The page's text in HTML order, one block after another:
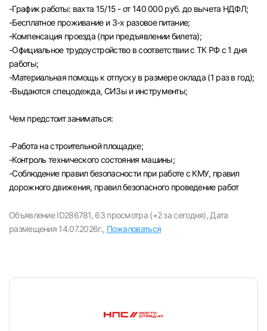
Курган
Уфа
-График работы: вахта 15/15 - от 140 000 руб. до вычета НДФЛ;
-Бесплатное проживание и 3-х разовое питание;
-Компенсация проезда (при предъявлении билета);
-Официальное трудоустройство в соответствии с ТК РФ с 1 дня
работы;
-Материальная помощь к отпуску в размере оклада (1 раз в год);
-Выдаются спецодежда, СИЗы и инструменты;
Чем предстоит заниматься:
-Paбота на строительной площадке;
-Контроль технического состояния машины;
-Соблюдение правил безопасности при работе с КМУ, правил
дорожного движения, правил безопасного проведение работ
Объявление ID286781, 63 просмотра (+2 за сегодня), Дата
размещения 14.07.2026г., Пожаловаться